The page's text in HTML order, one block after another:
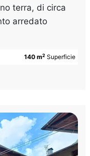
terra, di circa
arredato
140 m2 Superficie